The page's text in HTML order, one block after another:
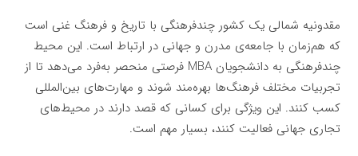
مقدونیه شمالی یک کشور چندفرهنگی با تاریخ و فرهنگ غنی است
که هم‌زمان با جامعه‌ی مدرن و جهانی در ارتباط است. این محیط
چندفرهنگی به دانشجویان MBA فرصتی منحصر به‌فرد می‌دهد تا از
تجربیات مختلف فرهنگ‌ها بهره‌مند شوند و مهارت‌های بین‌المللی
کسب کنند. این ویژگی برای کسانی که قصد دارند در محیط‌های
تجاری جهانی فعالیت کنند، بسیار مهم است.